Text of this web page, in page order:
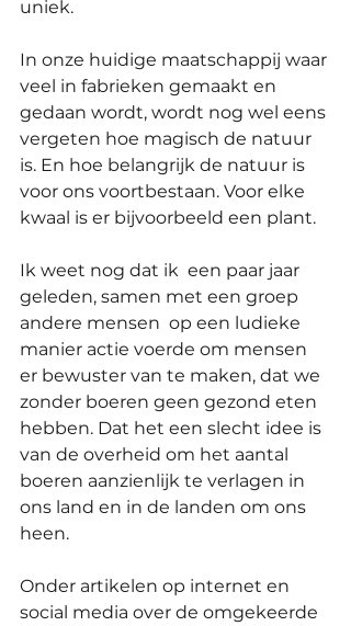
uniek.
In onze huidige maatschappij waar
veel in fabrieken gemaakt en
gedaan wordt, wordt nog wel eens
vergeten hoe magisch de natuur
is. En hoe belangrijk de natuur is
voor ons voortbestaan. Voor elke
kwaal is er bijvoorbeeld een plant.
Ik weet nog dat ik  een paar jaar
geleden, samen met een groep
andere mensen  op een ludieke
manier actie voerde om mensen
er bewuster van te maken, dat we
zonder boeren geen gezond eten
hebben. Dat het een slecht idee is
van de overheid om het aantal
boeren aanzienlijk te verlagen in
ons land en in de landen om ons
heen.
Onder artikelen op internet en
social media over de omgekeerde